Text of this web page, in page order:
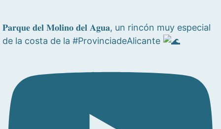
𝐏𝐚𝐫𝐪𝐮𝐞 𝐝𝐞𝐥 𝐌𝐨𝐥𝐢𝐧𝐨 𝐝𝐞𝐥 𝐀𝐠𝐮𝐚, un rincón muy especial
de la costa de la #ProvinciadeAlicante